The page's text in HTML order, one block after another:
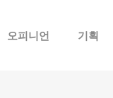
오피니언 기획